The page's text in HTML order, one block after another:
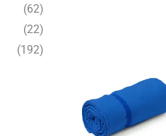
(62)
(22)
(192)
prezzo:
3,80 €
a
5,43 €